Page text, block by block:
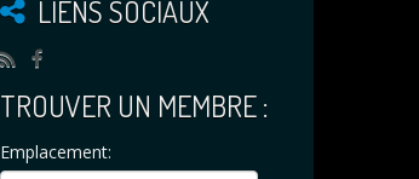
LIENS SOCIAUX
TROUVER UN MEMBRE :
Emplacement: